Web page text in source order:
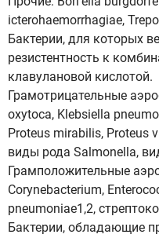
icterohaemorrhagiae,
Бактерии, для которых
резистентность к
клавулановой кислотой.
Грамотрицательные
oxytoca, Klebsiella
Proteus mirabilis, Proteus
виды рода Salmonella,
Грамположительные
Corynebacterium,
pneumoniae1,2,
Бактерии, обладающие